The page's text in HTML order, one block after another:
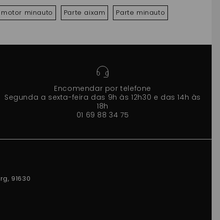
,CROSSLINE,ROADLINE
GTO,CROSSOVER ,MEGA
minauto Parte aixam Parte minauto
Encomendar por telefone
Segunda a sexta-feira das 9h às 12h30 e das 14h às
18h
01 69 88 34 75
91630